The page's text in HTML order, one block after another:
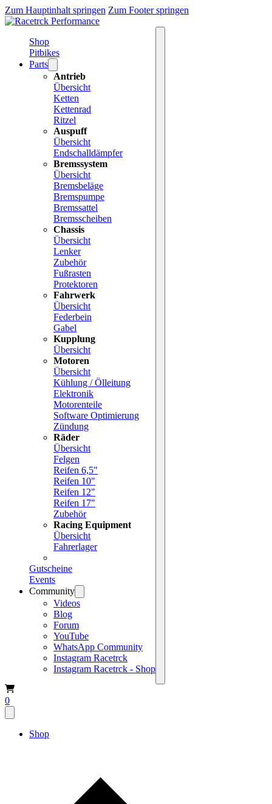
Zum Hauptinhalt springen Zum Footer springen
Shop
Pitbikes
Parts
Antrieb
Übersicht
Ketten
Kettenrad
Ritzel
Auspuff
Übersicht
Endschalldämpfer
Bremssystem
Übersicht
Bremsbeläge
Bremspumpe
Bremssattel
Bremsscheiben
Chassis
Übersicht
Lenker
Zubehör
Fußrasten
Protektoren
Fahrwerk
Übersicht
Federbein
Gabel
Kupplung
Übersicht
Motoren
Übersicht
Kühlung / Ölleitung
Elektronik
Motorenteile
Software Optimierung
Zündung
Räder
Übersicht
Felgen
Reifen 6,5"
Reifen 10"
Reifen 12"
Reifen 17"
Zubehör
Racing Equipment
Übersicht
Fahrerlager
Gutscheine
Events
Community
Videos
Blog
Forum
YouTube
WhatsApp Community
Instagram Racetrck
Instagram Racetrck - Shop
0
Shop